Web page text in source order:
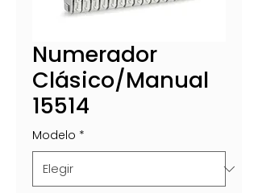
Numerador
Clásico/Manual
15514
Modelo *